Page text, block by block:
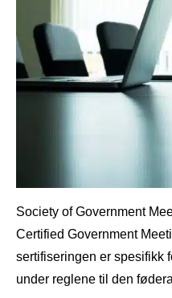
Society of Government
Certified Government
sertifiseringen er spesifikk
under reglene til den